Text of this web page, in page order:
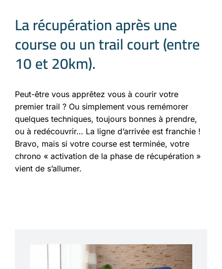
La récupération après une
course ou un trail court (entre
10 et 20km).
Peut-être vous apprêtez vous à courir votre
premier trail ? Ou simplement vous remémorer
quelques techniques, toujours bonnes à prendre,
ou à redécouvrir… La ligne d’arrivée est franchie !
Bravo, mais si votre course est terminée, votre
chrono « activation de la phase de récupération »
vient de s’allumer.